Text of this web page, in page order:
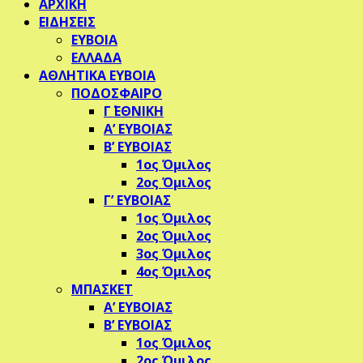
ΑΡΧΙΚΗ
ΕΙΔΗΣΕΙΣ
ΕΥΒΟΙΑ
ΕΛΛΑΔΑ
ΑΘΛΗΤΙΚΑ ΕΥΒΟΙΑ
ΠΟΔΟΣΦΑΙΡΟ
Γ΄ ΕΘΝΙΚΗ
Α’ ΕΥΒΟΙΑΣ
Β’ ΕΥΒΟΙΑΣ
1ος Όμιλος
2ος Όμιλος
Γ’ ΕΥΒΟΙΑΣ
1ος Όμιλος
2ος Όμιλος
3ος Όμιλος
4ος Όμιλος
ΜΠΑΣΚΕΤ
Α’ ΕΥΒΟΙΑΣ
Β’ ΕΥΒΟΙΑΣ
1ος Όμιλος